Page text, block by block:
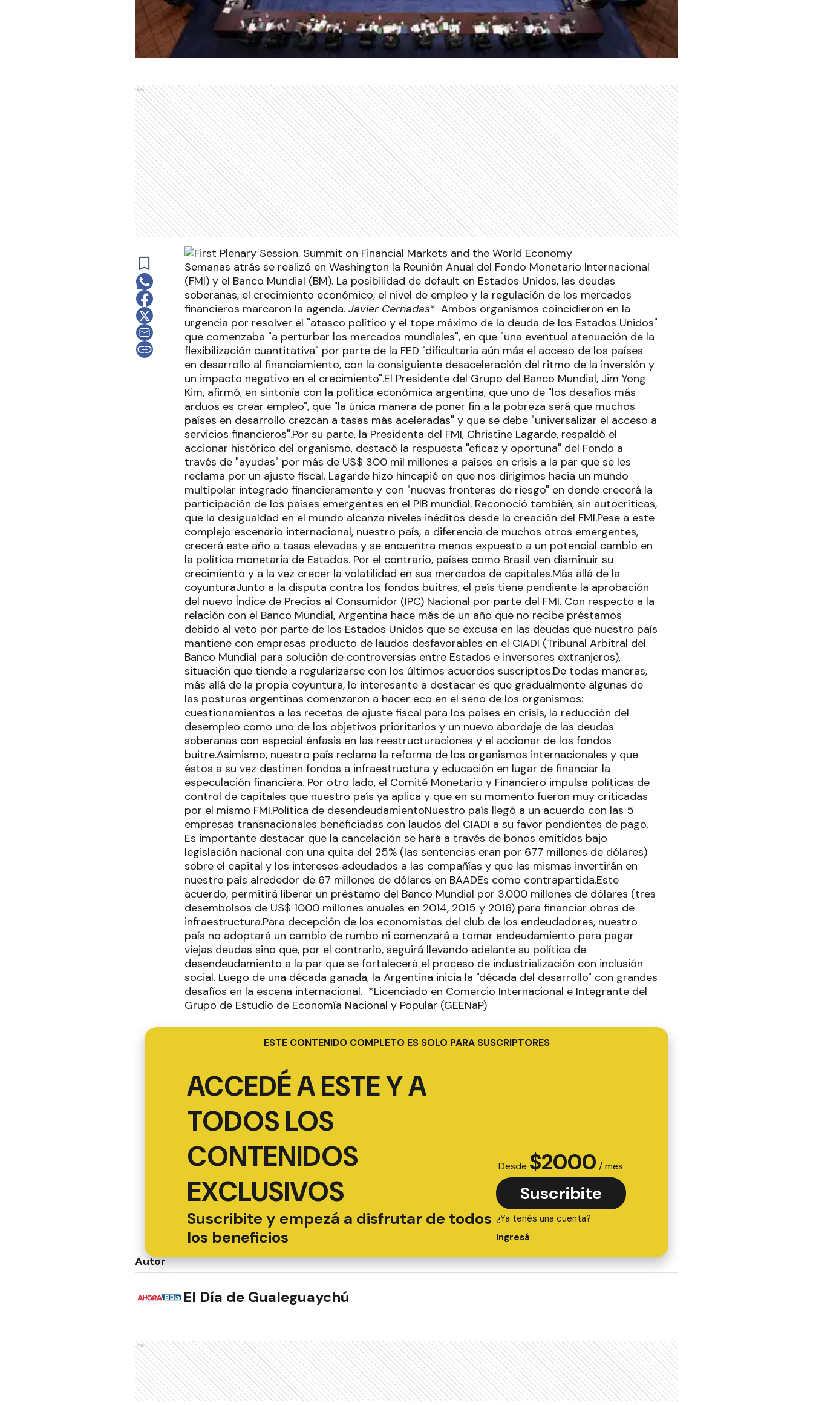
Ads
Semanas atrás se realizó en Washington la Reunión Anual del Fondo Monetario Internacional
(FMI) y el Banco Mundial (BM). La posibilidad de default en Estados Unidos, las deudas
soberanas, el crecimiento económico, el nivel de empleo y la regulación de los mercados
financieros marcaron la agenda. Javier Cernadas* Ambos organismos coincidieron en la
urgencia por resolver el "atasco político y el tope máximo de la deuda de los Estados Unidos"
que comenzaba "a perturbar los mercados mundiales", en que "una eventual atenuación de la
flexibilización cuantitativa" por parte de la FED "dificultaría aún más el acceso de los países
en desarrollo al financiamiento, con la consiguiente desaceleración del ritmo de la inversión y
un impacto negativo en el crecimiento".El Presidente del Grupo del Banco Mundial, Jim Yong
Kim, afirmó, en sintonía con la política económica argentina, que uno de "los desafíos más
arduos es crear empleo", que "la única manera de poner fin a la pobreza será que muchos
países en desarrollo crezcan a tasas más aceleradas" y que se debe "universalizar el acceso a
servicios financieros".Por su parte, la Presidenta del FMI, Christine Lagarde, respaldó el
accionar histórico del organismo, destacó la respuesta "eficaz y oportuna" del Fondo a
través de "ayudas" por más de US$ 300 mil millones a países en crisis a la par que se les
reclama por un ajuste fiscal. Lagarde hizo hincapié en que nos dirigimos hacia un mundo
multipolar integrado financieramente y con "nuevas fronteras de riesgo" en donde crecerá la
participación de los países emergentes en el PIB mundial. Reconoció también, sin autocríticas,
que la desigualdad en el mundo alcanza niveles inéditos desde la creación del FMI.Pese a este
complejo escenario internacional, nuestro país, a diferencia de muchos otros emergentes,
crecerá este año a tasas elevadas y se encuentra menos expuesto a un potencial cambio en
la política monetaria de Estados. Por el contrario, países como Brasil ven disminuir su
crecimiento y a la vez crecer la volatilidad en sus mercados de capitales.Más allá de la
coyunturaJunto a la disputa contra los fondos buitres, el país tiene pendiente la aprobación
del nuevo Índice de Precios al Consumidor (IPC) Nacional por parte del FMI. Con respecto a la
relación con el Banco Mundial, Argentina hace más de un año que no recibe préstamos
debido al veto por parte de los Estados Unidos que se excusa en las deudas que nuestro país
mantiene con empresas producto de laudos desfavorables en el CIADI (Tribunal Arbitral del
Banco Mundial para solución de controversias entre Estados e inversores extranjeros),
situación que tiende a regularizarse con los últimos acuerdos suscriptos.De todas maneras,
más allá de la propia coyuntura, lo interesante a destacar es que gradualmente algunas de
las posturas argentinas comenzaron a hacer eco en el seno de los organismos:
cuestionamientos a las recetas de ajuste fiscal para los países en crisis, la reducción del
desempleo como uno de los objetivos prioritarios y un nuevo abordaje de las deudas
soberanas con especial énfasis en las reestructuraciones y el accionar de los fondos
buitre.Asimismo, nuestro país reclama la reforma de los organismos internacionales y que
éstos a su vez destinen fondos a infraestructura y educación en lugar de financiar la
especulación financiera. Por otro lado, el Comité Monetario y Financiero impulsa políticas de
control de capitales que nuestro país ya aplica y que en su momento fueron muy criticadas
por el mismo FMI.Política de desendeudamientoNuestro país llegó a un acuerdo con las 5
empresas transnacionales beneficiadas con laudos del CIADI a su favor pendientes de pago.
Es importante destacar que la cancelación se hará a través de bonos emitidos bajo
legislación nacional con una quita del 25% (las sentencias eran por 677 millones de dólares)
sobre el capital y los intereses adeudados a las compañías y que las mismas invertirán en
nuestro país alrededor de 67 millones de dólares en BAADEs como contrapartida.Este
acuerdo, permitirá liberar un préstamo del Banco Mundial por 3.000 millones de dólares (tres
desembolsos de US$ 1000 millones anuales en 2014, 2015 y 2016) para financiar obras de
infraestructura.Para decepción de los economistas del club de los endeudadores, nuestro
país no adoptará un cambio de rumbo ni comenzará a tomar endeudamiento para pagar
viejas deudas sino que, por el contrario, seguirá llevando adelante su política de
desendeudamiento a la par que se fortalecerá el proceso de industrialización con inclusión
social. Luego de una década ganada, la Argentina inicia la "década del desarrollo" con grandes
desafíos en la escena internacional. *Licenciado en Comercio Internacional e Integrante del
Grupo de Estudio de Economía Nacional y Popular (GEENaP)
ESTE CONTENIDO COMPLETO ES SOLO PARA SUSCRIPTORES
ACCEDÉ A ESTE Y A
TODOS LOS
CONTENIDOS
EXCLUSIVOS
Suscribite y empezá a disfrutar de todos
los beneficios
Desde $2000 / mes
Suscribite
¿Ya tenés una cuenta?
Ingresá
Autor
El Día de Gualeguaychú
Ads